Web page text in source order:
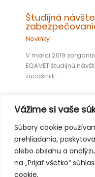
Vážime si vaše
Súbory cookie
prehliadania,
alebo obsahu a
na „Prijať všetko“
cookie.
Študijná
Novinky
V marci 2019
EQAVET študijnú
zúčastnili…
Európsky
2018 vo
Tretí ročník
organizovaný